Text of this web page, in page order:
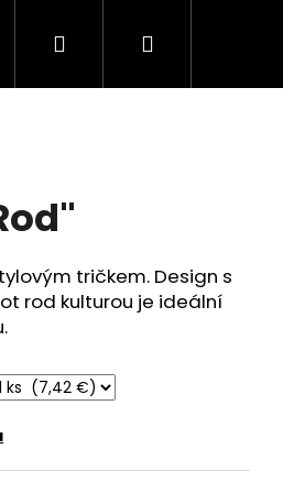
PrihlásenieNákupný
tričkem. Design s
rod kulturou je ideální